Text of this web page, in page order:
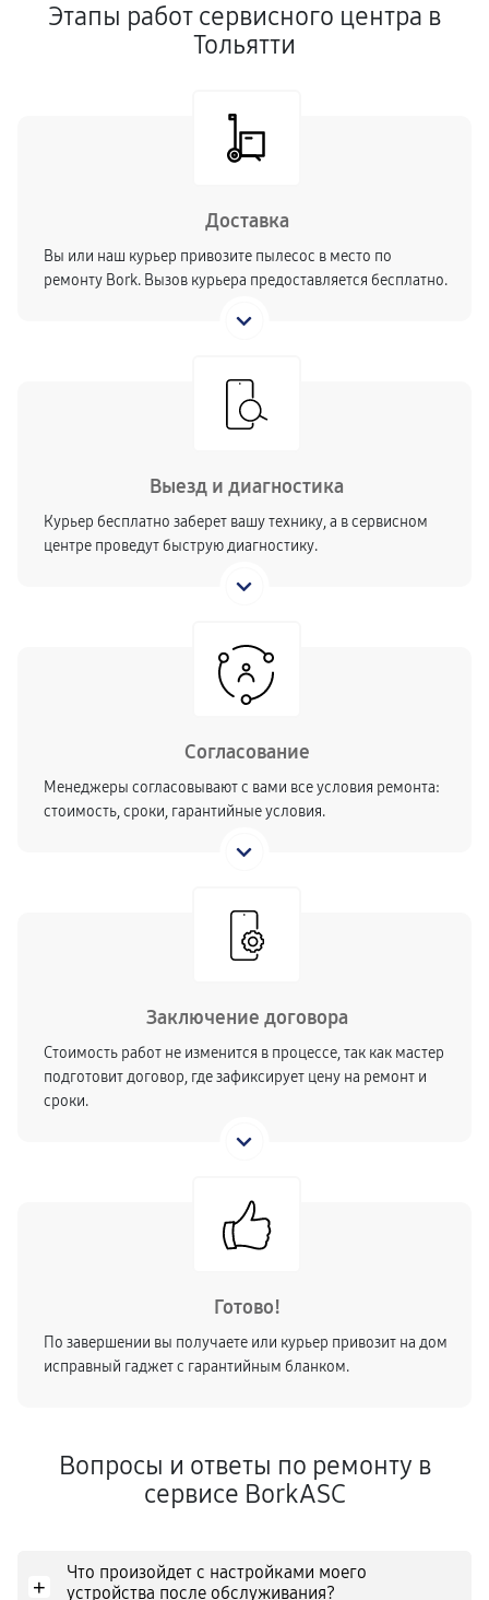
Этапы работ сервисного центра в
Тольятти
Доставка
Вы или наш курьер привозите пылесос в место по
ремонту Bork. Вызов курьера предоставляется бесплатно.
Выезд и диагностика
Курьер бесплатно заберет вашу технику, а в сервисном
центре проведут быструю диагностику.
Согласование
Менеджеры согласовывают с вами все условия ремонта:
стоимость, сроки, гарантийные условия.
Заключение договора
Стоимость работ не изменится в процессе, так как мастер
подготовит договор, где зафиксирует цену на ремонт и
сроки.
Готово!
По завершении вы получаете или курьер привозит на дом
исправный гаджет с гарантийным бланком.
Вопросы и ответы по ремонту в
сервисе BorkASC
+
Что произойдет с настройками моего
устройства после обслуживания?